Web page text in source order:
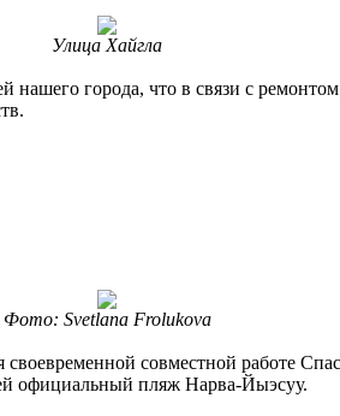
Улица Хайгла
нашего города, что в связи с
Фото: Svetlana Frolukova
совместной работе
официальный пляж Нарва-Йыэсуу.